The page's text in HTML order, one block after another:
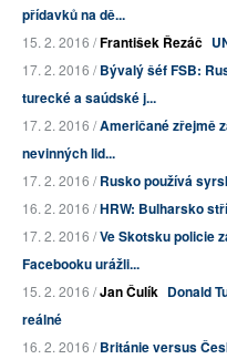
přídavků na dě...
15. 2. 2016 /František Řezáč
17. 2. 2016 /Bývalý šéf FSB:
turecké a saúdské j...
17. 2. 2016 /Američané zřejmě
nevinných lid...
17. 2. 2016 /Rusko používá
16. 2. 2016 /HRW: Bulharsko
17. 2. 2016 /Ve Skotsku policie
Facebooku urážli...
15. 2. 2016 /Jan Čulík Donald
reálné
16. 2. 2016 /Británie versus